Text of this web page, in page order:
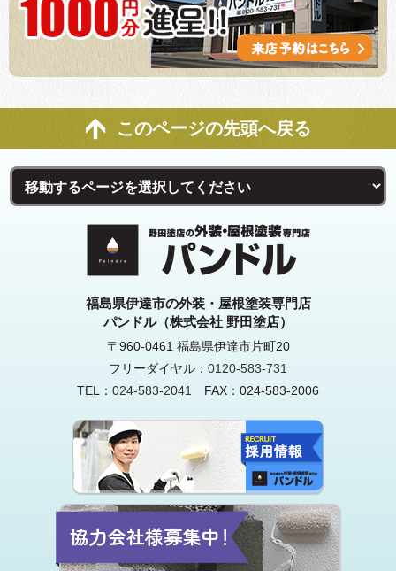
このページの先頭へ戻る
福島県伊達市の外装・屋根塗装専門店
パンドル（株式会社 野田塗店）
〒960-0461 福島県伊達市片町20
フリーダイヤル： 0120-583-731
TEL： 024-583-2041 FAX：024-583-2006